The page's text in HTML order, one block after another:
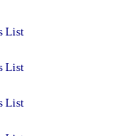
List
List
List